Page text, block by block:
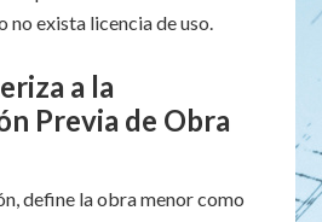
no exista licencia de uso.
a la
Previa de Obra
define la obra menor como